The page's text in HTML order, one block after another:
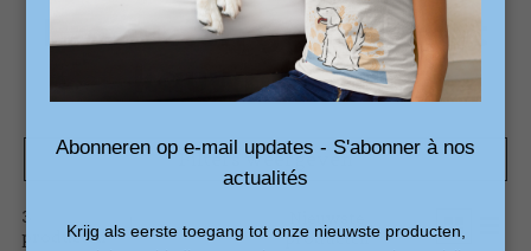
Producten getagd met
kauwproduct
Filters weergeven
3
producten
op
producten
Abonneren op e-mail updates - S'abonner à nos
actualités
Krijg als eerste toegang tot onze nieuwste producten,